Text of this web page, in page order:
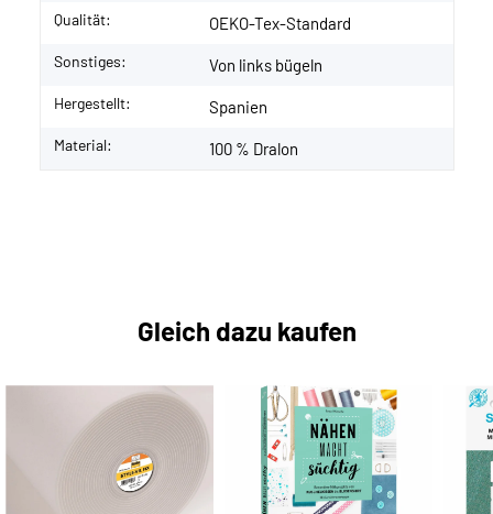
Qualität: OEKO-Tex-Standard
Sonstiges: Von links bügeln
Hergestellt: Spanien
Material: 100 % Dralon
Gleich dazu kaufen